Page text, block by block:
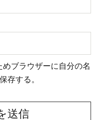
ブラウザーに自分の名
存する。